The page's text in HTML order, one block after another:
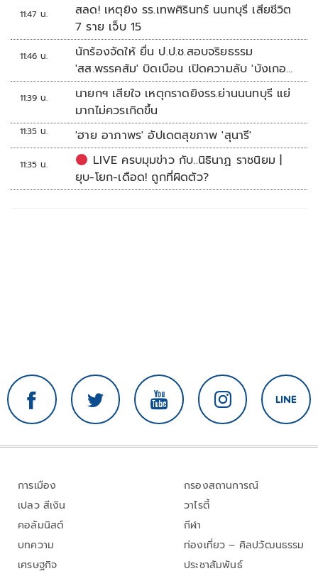
11:47 น.
สลด! เหตุยิง รร.เทพศิรินทร์ นนทบุรี เสียชีวิต
7 ราย เจ็บ 15
11:46 น.
นักร้องจัดให้ ยื่น ป.ป.ช.สอบจริยธรรม
'สส.พรรคส้ม' บิดเบือน เปิดความลับ 'บังเกอร์
ทหาร'
11:39 น.
นายกฯ เสียใจ เหตุกราดยิงรร.ย่านนนทบุรี แย่
มากไม่ควรเกิดขึ้น
11:35 น. 'ฮาย อาภาพร' อัปเดตสุขภาพ 'สุนารี'
11:35 น.
LIVE ครบมุมข่าว กับ..นิธินาฏ ราชนิยม |
ยุบ-โยก-เดือด! ถูกที่ผิดตัว?
การเมือง
เปลว สีเงิน
คอลัมนิสต์
บทความ
เศรษฐกิจ
กรองสถานการณ์
วาไรตี้
กีฬา
ท่องเที่ยว – ศิลปวัฒนธรรม
ประชาสัมพันธ์